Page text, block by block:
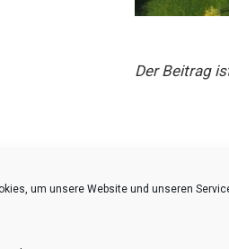
um unsere Website und unseren
Der Beitrag